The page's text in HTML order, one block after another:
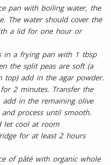
pan with boiling water, the
The water should cover the
a lid for one hour or
in a frying pan with 1 tbsp
the split peas are soft (a
add in the agar powder.
2 minutes. Transfer the
in the remaining olive
process until smooth.
let cool at room
for at least 2 hours
of pâté with organic whole